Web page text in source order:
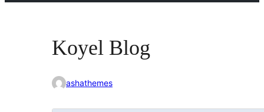
Koyel Blog
ashathemes